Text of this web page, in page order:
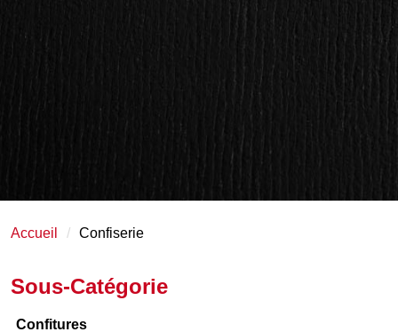
Accueil Confiserie
Sous-Catégorie
Confitures